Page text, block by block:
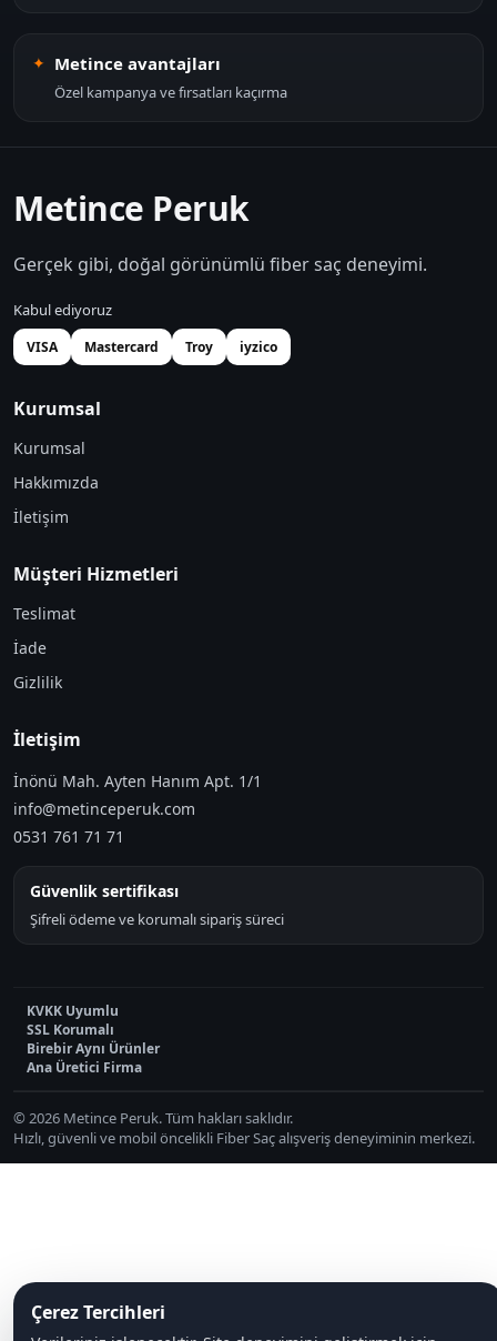
Metince avantajları
Özel kampanya ve fırsatları kaçırma
Metince Peruk
Gerçek gibi, doğal görünümlü fiber saç deneyimi.
Kabul ediyoruz
VISA Mastercard Troy iyzico
Kurumsal
Kurumsal
Hakkımızda
İletişim
Müşteri Hizmetleri
Teslimat
İade
Gizlilik
İletişim
İnönü Mah. Ayten Hanım Apt. 1/1
info@metinceperuk.com
0531 761 71 71
Güvenlik sertifikası
Şifreli ödeme ve korumalı sipariş süreci
KVKK Uyumlu
SSL Korumalı
Birebir Aynı Ürünler
Ana Üretici Firma
© 2026 Metince Peruk. Tüm hakları saklıdır.
Hızlı, güvenli ve mobil öncelikli Fiber Saç alışveriş deneyiminin merkezi.
Çerez Tercihleri